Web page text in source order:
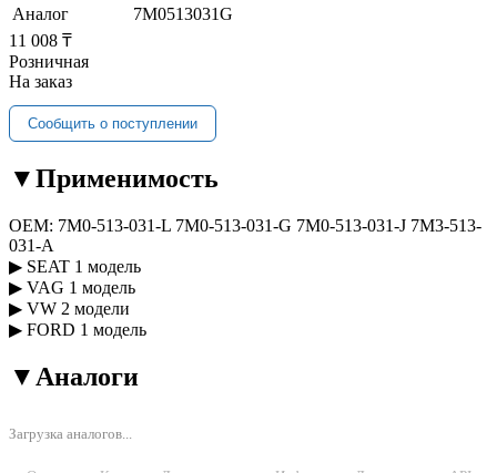
Аналог
7M0513031G
11 008 ₸
Розничная
На заказ
Сообщить о поступлении
▼Применимость
OEM: 7M0-513-031-L 7M0-513-031-G 7M0-513-031-J 7M3-513-
031-A
▶ SEAT 1 модель
▶ VAG 1 модель
▶ VW 2 модели
▶ FORD 1 модель
▼ Аналоги
Загрузка аналогов...